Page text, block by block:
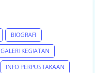
BIOGRAFI
GALERI KEGIATAN
INFO PERPUSTAKAAN